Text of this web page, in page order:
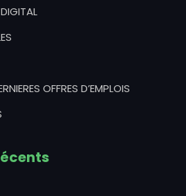
OFFRES D’EMPLOIS